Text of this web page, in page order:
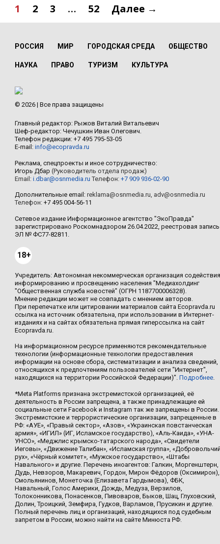
1 2 3 … 52 Далее →
РОССИЯ МИР ГОРОДСКАЯ СРЕДА ОБЩЕСТВО
НАУКА ПРАВО ТУРИЗМ КУЛЬТУРА
© 2026 | Все права защищены
Главный редактор: Рыжов Виталий Витальевич
Шеф-редактор: Чечушкин Иван Олегович.
Телефон редакции: +7 495 795-53-05
E-mail: info@ecopravda.ru
Реклама, спецпроекты и иное сотрудничество:
Игорь Дбар (Руководитель отдела продаж)
Email: i.dbar@osnmedia.ru Телефон: +7 909 936-02-90
Дополнительные email: reklama@osnmedia.ru, adv@osnmedia.ru
Телефон: +7 495 004-56-11
Сетевое издание Информационное агентство "ЭкоПравда"
зарегистрировано Роскомнадзором 26.04.2022, реестровая запись
ЭЛ № ФС77-82811.
18+
Учредитель: Автономная некоммерческая организация содействия
информированию и просвещению населения "Медиахолдинг
"Общественная служба новостей" (ОГРН 1187700006328).
Мнение редакции может не совпадать с мнением авторов.
При перепечатке или цитировании материалов сайта Ecopravda.ru
ссылка на источник обязательна, при использовании в Интернет-
изданиях и на сайтах обязательна прямая гиперссылка на сайт
Ecopravda.ru.
На информационном ресурсе применяются рекомендательные
технологии (информационные технологии предоставления
информации на основе сбора, систематизации и анализа сведений,
относящихся к предпочтениям пользователей сети "Интернет",
находящихся на территории Российской Федерации)". Подробнее.
*Meta Platforms признана экстремистской организацией, её
деятельность в России запрещена, а также принадлежащие ей
социальные сети Facebook и Instagram так же запрещены в России.
Экстремистские и террористические организации, запрещенные в
РФ: «АУЕ», «Правый сектор», «Азов», «Украинская повстанческая
армия», «ИГИЛ» (ИГ, Исламское государство), «Аль-Каида», «УНА-
УНСО», «Меджлис крымско-татарского народа», «Свидетели
Иеговы», «Движение Талибан», «Исламская группа»,
рух», «Чёрный комитет», «Мужское государство», «Штабы
Навального» и другие. Перечень иноагентов: Галкин, Моргенштерн,
Дудь, Невзоров, Макаревич, Гордон, Мирон Фёдоров (Оксимирон),
Смольянинов, Монеточка (Елизавета Гардымова), ФБК,
Навальный, Голос Америки, Дождь, Медуза, Верзилов,
Толоконникова, Понасенков, Пивоваров, Быков, Шац, Глуховский,
Долин, Троицкий, Земфира, Гудков, Варламов, Прусикин и другие.
Полный перечень лиц и организаций, находящихся под судебным
запретом в России, можно найти на сайте Минюста РФ.